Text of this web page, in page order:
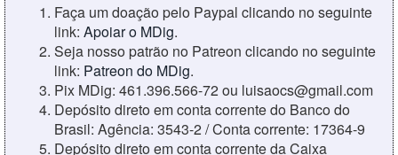
Faça um doação pelo Paypal clicando no seguinte
link: Apoiar o MDig.
Seja nosso patrão no Patreon clicando no seguinte
link: Patreon do MDig.
Pix MDig: 461.396.566-72 ou luisaocs@gmail.com
Depósito direto em conta corrente do Banco do
Brasil: Agência: 3543-2 / Conta corrente: 17364-9
Depósito direto em conta corrente da Caixa